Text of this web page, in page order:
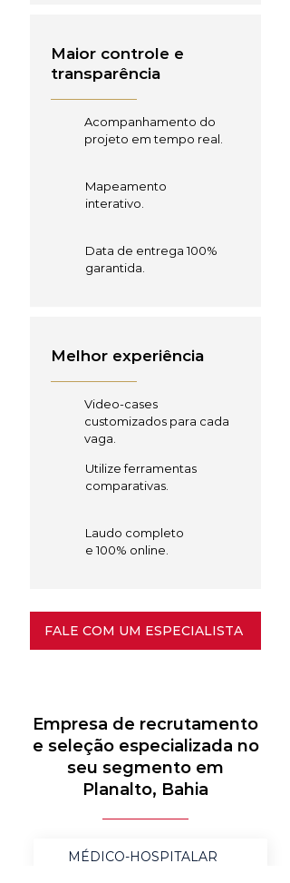
Maior controle e
transparência
Acompanhamento do
projeto em tempo real.
Mapeamento
interativo.
Data de entrega 100%
garantida.
Melhor experiência
Video-cases
customizados para cada
vaga.
Utilize ferramentas
comparativas.
Laudo completo
e 100% online.
FALE COM UM ESPECIALISTA
Empresa de recrutamento
e seleção especializada no
seu segmento em
Planalto, Bahia
MÉDICO-HOSPITALAR